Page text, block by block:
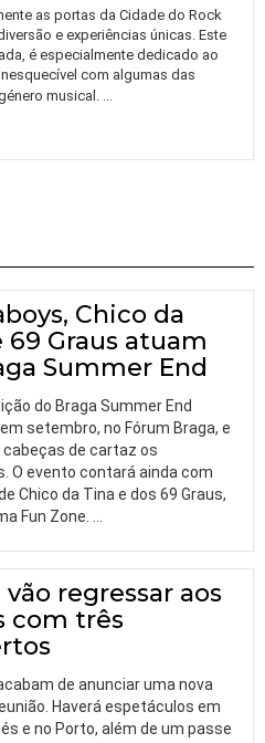
as portas da Cidade do Rock
e experiências únicas. Este
é especialmente dedicado ao
com algumas das
musical.
Chico da
69 Graus atuam
Summer End
do Braga Summer End
setembro, no Fórum Braga, e
de cartaz os
O evento contará ainda com
Chico da Tina e dos 69 Graus,
Fun Zone.
vão regressar aos
com três
de anunciar uma nova
Haverá espetáculos em
e no Porto, além de um passe